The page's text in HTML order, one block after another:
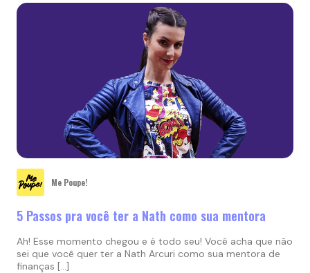
Me Poupe!
5 Passos pra você ter a Nath como sua mentora
Ah! Esse momento chegou e é todo seu! Você acha que não
sei que você quer ter a Nath Arcuri como sua mentora de
finanças […]